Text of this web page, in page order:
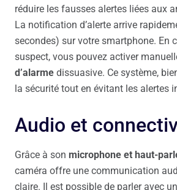
réduire les fausses alertes liées aux
La notification d’alerte arrive
secondes) sur votre smartphone. En
suspect, vous pouvez activer
d’alarme dissuasive. Ce système,
la sécurité tout en évitant les alertes
Audio et
Grâce à son microphone et haut-
caméra offre une communication
claire. Il est possible de parler avec